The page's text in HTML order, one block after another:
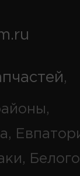
,